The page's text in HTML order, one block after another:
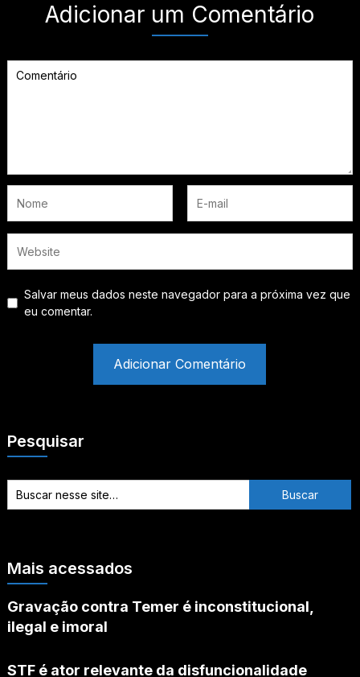
Adicionar um Comentário
Salvar meus dados neste navegador para a próxima vez que
eu comentar.
Pesquisar
Mais acessados
Gravação contra Temer é inconstitucional,
ilegal e imoral
STF é ator relevante da disfuncionalidade